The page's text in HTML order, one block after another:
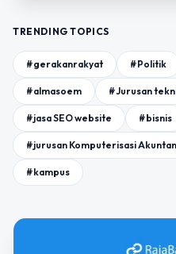
TRENDING TOPICS
#gerakanrakyat #Politik
#almasoem #Jurusan
#jasa SEO website #bisnis
#jurusan Komputerisasi
#kampus